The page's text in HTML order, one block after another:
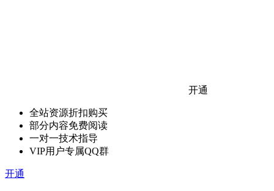
开通
全站资源折扣购买
部分内容免费阅读
一对一技术指导
VIP用户专属QQ群
开通